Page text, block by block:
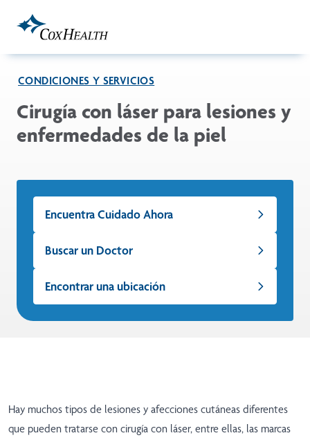
CONDICIONES Y SERVICIOS
Cirugía con láser para lesiones y
enfermedades de la piel
Encuentra Cuidado Ahora
Buscar un Doctor
Encontrar una ubicación
Hay muchos tipos de lesiones y afecciones cutáneas diferentes
que pueden tratarse con cirugía con láser, entre ellas, las marcas